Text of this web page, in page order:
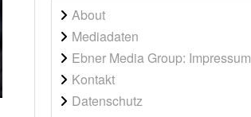
About
Mediadaten
Ebner Media Group: Impressum
Kontakt
Datenschutz